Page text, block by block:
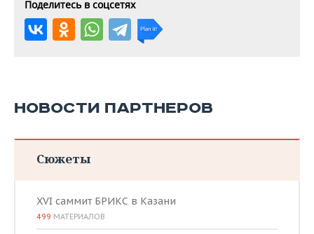
Поделитесь в соцсетях
НОВОСТИ ПАРТНЕРОВ
Сюжеты
XVI саммит БРИКС в Казани
499 МАТЕРИАЛОВ